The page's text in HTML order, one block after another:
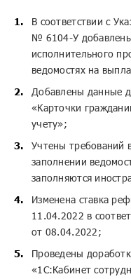
В соответствии с
№ 6104-У
исполнительного
ведомостях на
Добавлены данные
«Карточки
учету»;
Учтены требований
заполнении
заполняются
Изменена ставка
11.04.2022 в
от 08.04.2022;
Проведены
«1С:Кабинет